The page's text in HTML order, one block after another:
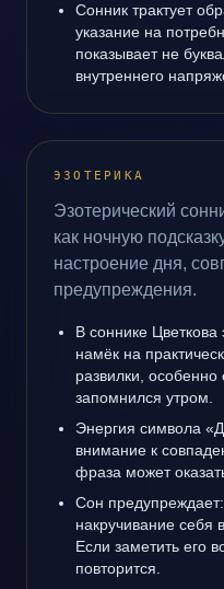
Сонник трактует
указание на
показывает не
внутреннего
ЭЗОТЕРИКА
Эзотерический
как ночную
настроение дня,
предупреждения.
В соннике Цветкова
намёк на
развилки,
запомнился утром.
Энергия символа
внимание к
фраза может
Сон
накручивание себя
Если заметить его
повторится.